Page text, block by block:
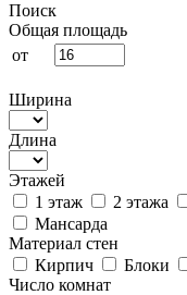
Поиск
Общая площадь
от
Ширина
Длина
Этажей
1 этаж
2 этажа
Мансарда
Материал стен
Кирпич
Блоки
Число комнат